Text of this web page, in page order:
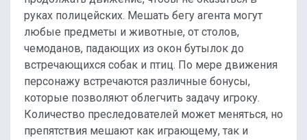
руках полицейских. Мешать бегу агента могут
любые предметы и животные, от столов,
чемоданов, падающих из окон бутылок до
встречающихся собак и птиц. По мере движения
персонажу встречаются различные бонусы,
которые позволяют облегчить задачу игроку.
Количество преследователей может меняться, но
препятствия мешают как играющему, так и